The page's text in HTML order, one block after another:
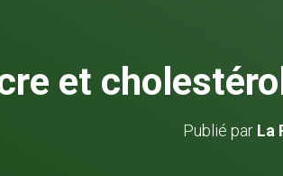
et
Publié par La